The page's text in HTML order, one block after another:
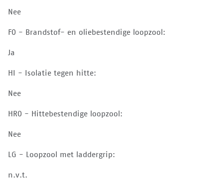
Nee
FO - Brandstof- en oliebestendige loopzool:
Ja
HI - Isolatie tegen hitte:
Nee
HRO - Hittebestendige loopzool:
Nee
LG - Loopzool met laddergrip:
n.v.t.